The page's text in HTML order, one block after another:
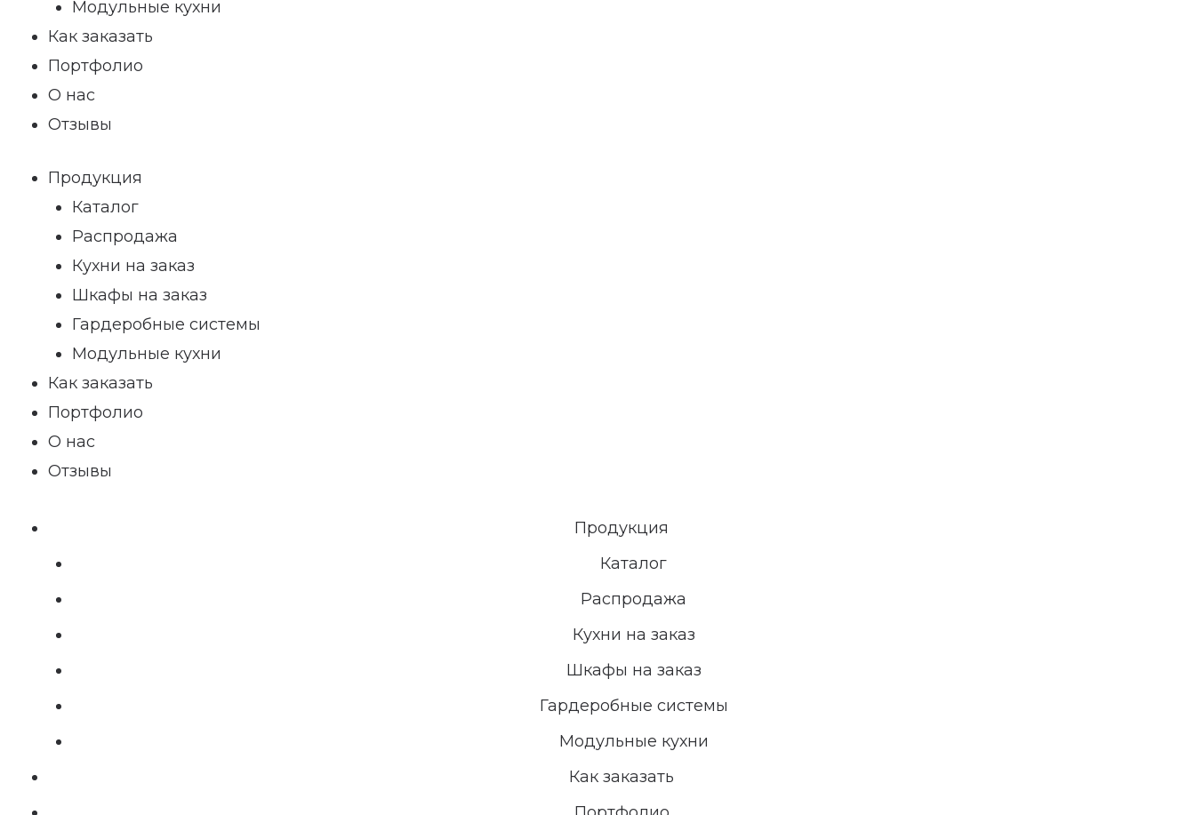
Модульные кухни
Как заказать
Портфолио
О нас
Отзывы
Продукция
Каталог
Распродажа
Кухни на заказ
Шкафы на заказ
Гардеробные системы
Модульные кухни
Как заказать
Портфолио
О нас
Отзывы
Продукция
Каталог
Распродажа
Кухни на заказ
Шкафы на заказ
Гардеробные системы
Модульные кухни
Как заказать